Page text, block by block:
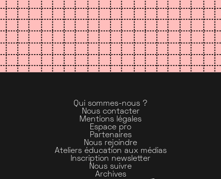
Qui sommes-nous ?
Nous contacter
Mentions légales
Espace pro
Partenaires
Nous rejoindre
Ateliers éducation aux médias
Inscription newsletter
Nous suivre
Archives